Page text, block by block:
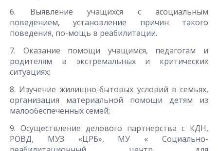
6. Выявление учащихся с асоциальным
поведением, установление причин такого
поведения, по-мощь в реабилитации.
7. Оказание помощи учащимся, педагогам и
родителям в экстремальных и критических
ситуациях;
8. Изучение жилищно-бытовых условий в семьях,
организация материальной помощи детям из
малообеспеченных семей;
9. Осуществление делового партнерства с КДН,
РОВД, МУЗ «ЦРБ», МУ « Социально-